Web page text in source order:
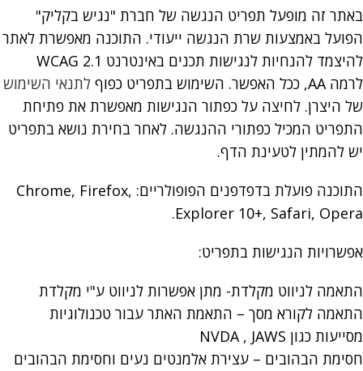
באתר זה מופעל תפריט הנגשה של חברת "נגיש בקליק"
הפועל באמצעות שרת הנגשה ייעודי. התוכנה מאפשרת לאתר
להיצמד להנחיות לנגישות תכנים באינטרנט WCAG 2.1
לרמה AA, ככל האפשר. השימוש בתפריט כפוף
לתנאי השימוש
של היצרן. לחיצה על כפתור הנגישות מאפשרת את פתיחת
התפריט המכיל כפתורי ההנגשה. לאחר בחירת נושא בתפריט
יש להמתין לטעינת הדף.
התוכנה פועלת בדפדפנים הפופולריים: Chrome, Firefox,
Explorer 10+, Safari, Opera.
אפשרויות הנגישות בתפריט:
התאמה לניווט מקלדת- מתן אפשרות לניווט ע"י מקלדת
התאמה לקורא מסך – התאמת האתר עבור טכנולוגיות
מסייעות כגון NVDA , JAWS
חסימת הבהובים – עצירת אלמנטים נעים וחסימת הבהובים